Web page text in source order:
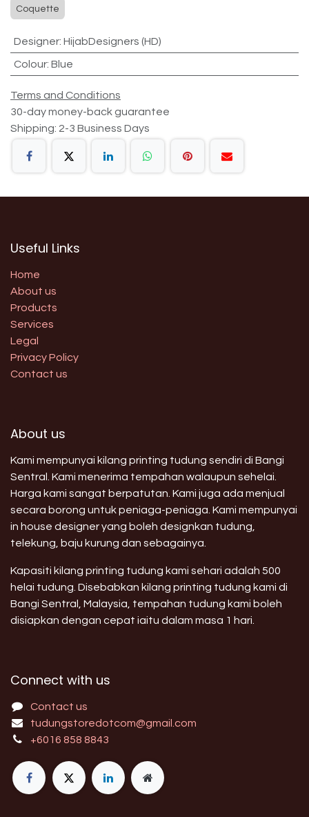
Coquette
Designer: HijabDesigners (HD)
Colour: Blue
Terms and Conditions
30-day money-back guarantee
Shipping: 2-3 Business Days
Useful Links
Home
About us
Products
Services
Legal
Privacy Policy
Contact us
About us
Kami mempunyai kilang printing tudung sendiri di Bangi
Sentral. Kami menerima tempahan walaupun sehelai.
Harga kami sangat berpatutan. Kami juga ada menjual
secara borong untuk peniaga-peniaga. Kami mempunyai
in house designer yang boleh designkan tudung,
telekung, baju kurung dan sebagainya.
Kapasiti kilang printing tudung kami sehari adalah 500
helai tudung. Disebabkan kilang printing tudung kami di
Bangi Sentral, Malaysia, tempahan tudung kami boleh
disiapkan dengan cepat iaitu dalam masa 1 hari.
Connect with us
Contact us
tudungstoredotcom@gmail.com
+6016 858 8843